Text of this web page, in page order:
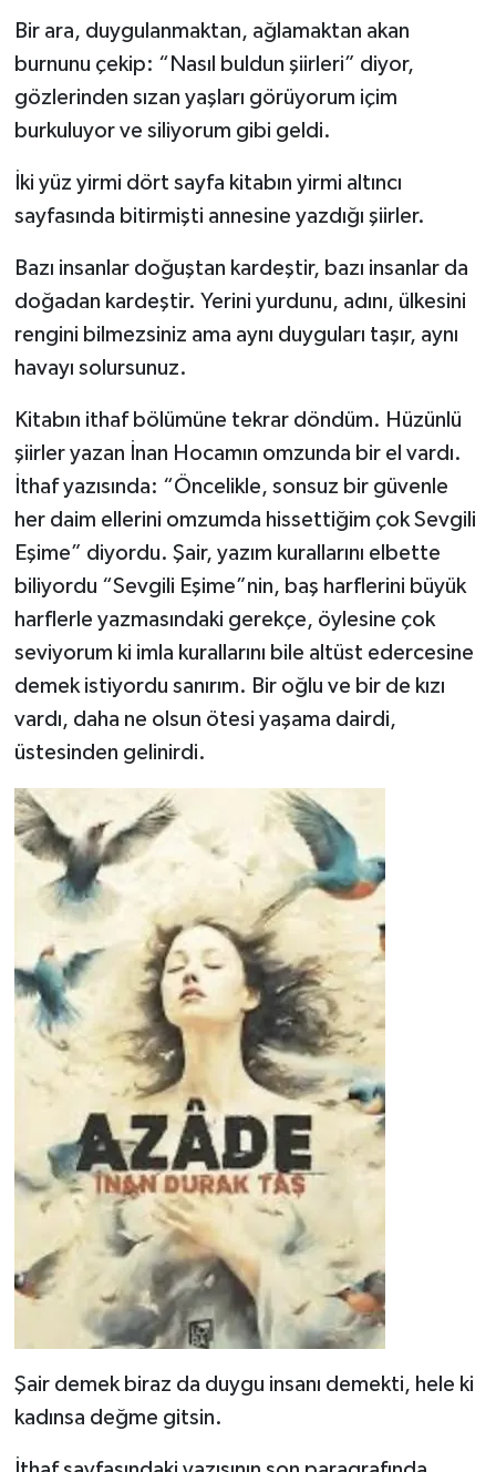
Bir ara, duygulanmaktan, ağlamaktan akan
burnunu çekip: “Nasıl buldun şiirleri” diyor,
gözlerinden sızan yaşları görüyorum içim
burkuluyor ve siliyorum gibi geldi.
İki yüz yirmi dört sayfa kitabın yirmi altıncı
sayfasında bitirmişti annesine yazdığı şiirler.
Bazı insanlar doğuştan kardeştir, bazı insanlar da
doğadan kardeştir. Yerini yurdunu, adını, ülkesini
rengini bilmezsiniz ama aynı duyguları taşır, aynı
havayı solursunuz.
Kitabın ithaf bölümüne tekrar döndüm. Hüzünlü
şiirler yazan İnan Hocamın omzunda bir el vardı.
İthaf yazısında: “Öncelikle, sonsuz bir güvenle
her daim ellerini omzumda hissettiğim çok Sevgili
Eşime” diyordu. Şair, yazım kurallarını elbette
biliyordu “Sevgili Eşime”nin, baş harflerini büyük
harflerle yazmasındaki gerekçe, öylesine çok
seviyorum ki imla kurallarını bile altüst edercesine
demek istiyordu sanırım. Bir oğlu ve bir de kızı
vardı, daha ne olsun ötesi yaşama dairdi,
üstesinden gelinirdi.
Şair demek biraz da duygu insanı demekti, hele ki
kadınsa değme gitsin.